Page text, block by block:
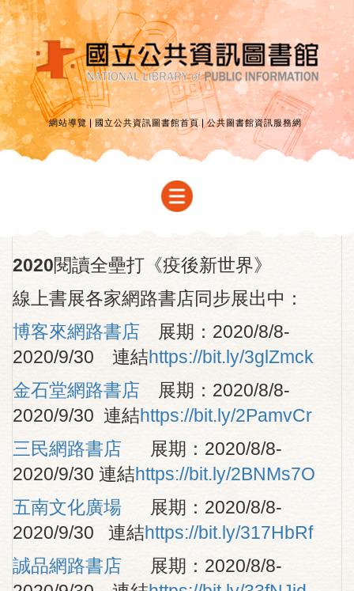
網站導覽 國立公共資訊圖書館首頁 公共圖書館資訊服務網
活動簡介
全壘打任務
辦理館別
主題書展
Q&A
2020閱讀全壘打《疫後新世界》
線上書展各家網路書店同步展出中：
博客來網路書店 展期：2020/8/8-
2020/9/30 連結https://bit.ly/3glZmck
金石堂網路書店 展期：2020/8/8-
2020/9/30 連結https://bit.ly/2PamvCr
三民網路書店 展期：2020/8/8-
2020/9/30 連結https://bit.ly/2BNMs7O
五南文化廣場 展期：2020/8/8-
2020/9/30 連結https://bit.ly/317HbRf
誠品網路書店 展期：2020/8/8-